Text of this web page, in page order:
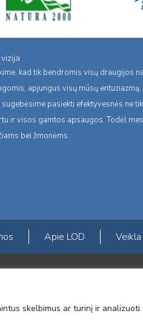
skelbimus ar turinį ir analizuoti
kad tik bendromis visų draugijos
apjungus visų mūsų entuziazmą,
pasiekti efektyvesnės ne
ir visos gamtos apsaugos. Todėl
bei žmonėms.
Apie LOD Veikla
visuomenę į aplinkosauginių